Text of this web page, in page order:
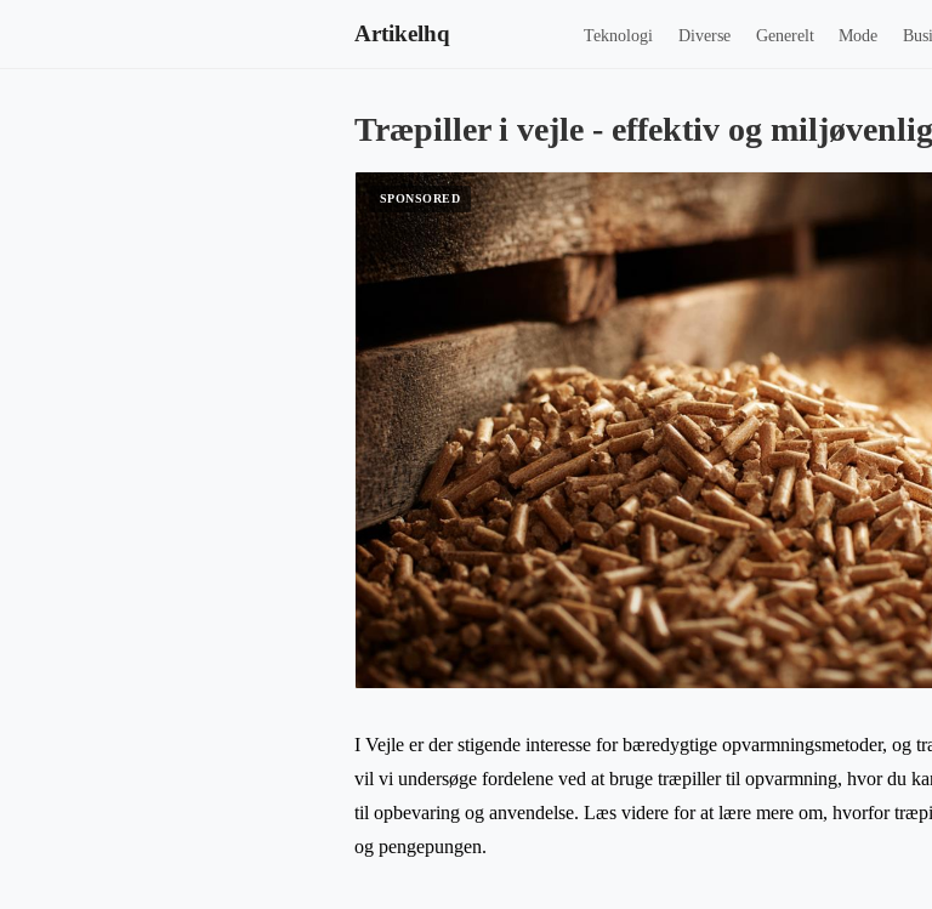
Artikelhq Teknologi Diverse Generelt Mode
Træpiller i vejle - effektiv og
I Vejle er der stigende interesse for bæredygtige opvarmningsmetoder, og
vil vi undersøge fordelene ved at bruge træpiller til opvarmning, hvor du
til opbevaring og anvendelse. Læs videre for at lære mere om, hvorfor
og pengepungen.